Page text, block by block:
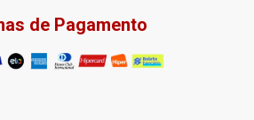
de Pagamento